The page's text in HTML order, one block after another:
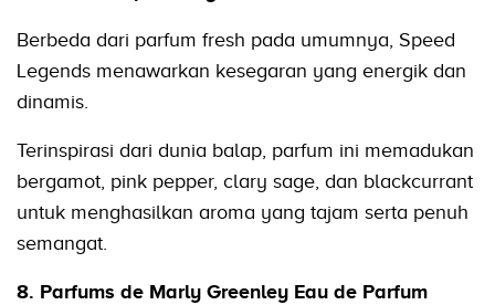
Berbeda dari parfum fresh pada umumnya, Speed
Legends menawarkan kesegaran yang energik dan
dinamis.
Terinspirasi dari dunia balap, parfum ini memadukan
bergamot, pink pepper, clary sage, dan blackcurrant
untuk menghasilkan aroma yang tajam serta penuh
semangat.
8. Parfums de Marly Greenley Eau de Parfum